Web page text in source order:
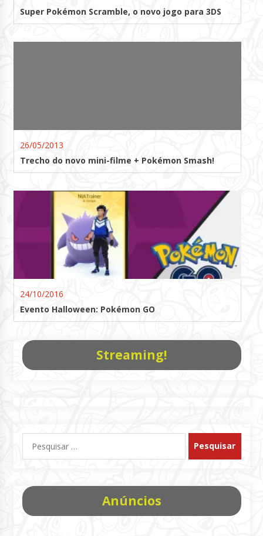
Super Pokémon Scramble, o novo jogo para 3DS
26/05/2013
Trecho do novo mini-filme + Pokémon Smash!
24/10/2016
Evento Halloween: Pokémon GO
Streaming!
por:
Anúncios